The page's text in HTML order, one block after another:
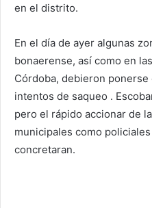
en el distrito.
En el día de ayer algunas
bonaerense, así como en
Córdoba, debieron
intentos de saqueo .
pero el rápido accionar de
municipales como
concretaran.